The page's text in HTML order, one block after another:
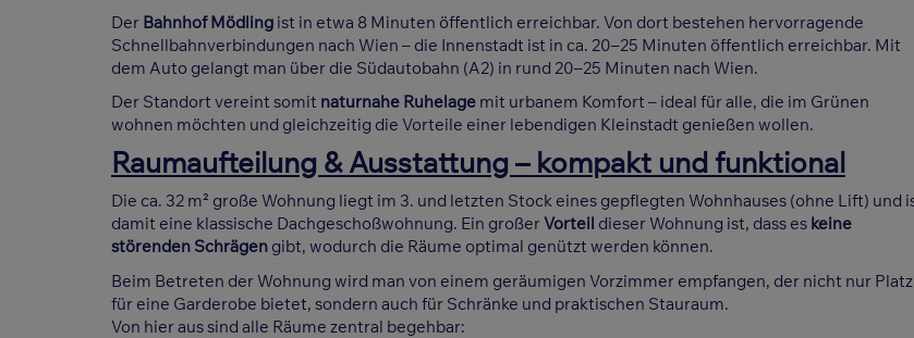
Der Bahnhof Mödling ist in etwa 8 Minuten öffentlich erreichbar. Von dort bestehen hervorragende
Schnellbahnverbindungen nach Wien – die Innenstadt ist in ca. 20–25 Minuten öffentlich erreichbar. Mit
dem Auto gelangt man über die Südautobahn (A2) in rund 20–25 Minuten nach Wien.
Der Standort vereint somit naturnahe Ruhelage mit urbanem Komfort – ideal für alle, die im Grünen
wohnen möchten und gleichzeitig die Vorteile einer lebendigen Kleinstadt genießen wollen.
Raumaufteilung & Ausstattung – kompakt und funktional
Die ca. 32 m² große Wohnung liegt im 3. und letzten Stock eines gepflegten Wohnhauses (ohne Lift) und
damit eine klassische Dachgeschoßwohnung. Ein großerVorteil dieser Wohnung ist, dass es keine
störenden Schrägen gibt, wodurch die Räume optimal genützt werden können.
Beim Betreten der Wohnung wird man von einem geräumigen Vorzimmer empfangen, der nicht nur Platz
für eine Garderobe bietet, sondern auch für Schränke und praktischen Stauraum.
Von hier aus sind alle Räume zentral begehbar: